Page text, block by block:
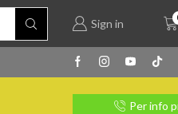
Sign in
Per info